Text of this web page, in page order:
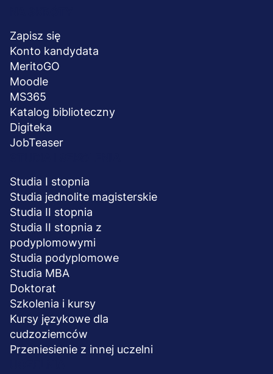
stopka
Zapisz się
Konto kandydata
MeritoGO
Moodle
MS365
Katalog biblioteczny
Digiteka
JobTeaser
Studia I stopnia
Studia jednolite magisterskie
Studia II stopnia
Studia II stopnia z
podyplomowymi
Studia podyplomowe
Studia MBA
Doktorat
Szkolenia i kursy
Kursy językowe dla
cudzoziemców
Przeniesienie z innej uczelni